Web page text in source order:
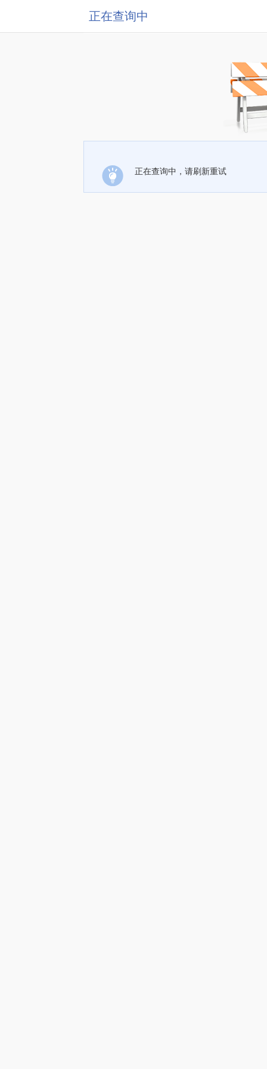
正在查询中
正在查询中，请刷新重试